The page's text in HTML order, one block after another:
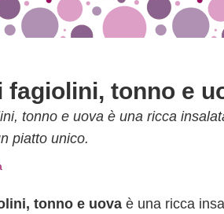
fagiolini, tonno e
tonno e uova è una ricca
piatto unico.
tonno e uova è una ricca